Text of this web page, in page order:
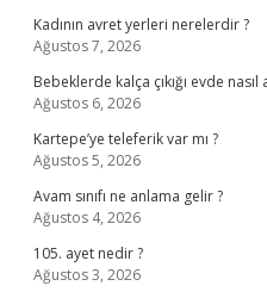
Kadının avret yerleri nerelerdir ?
Ağustos 7, 2026
Bebeklerde kalça çıkığı evde nasıl
Ağustos 6, 2026
Kartepe’ye teleferik var mı ?
Ağustos 5, 2026
Avam sınıfı ne anlama gelir ?
Ağustos 4, 2026
105. ayet nedir ?
Ağustos 3, 2026